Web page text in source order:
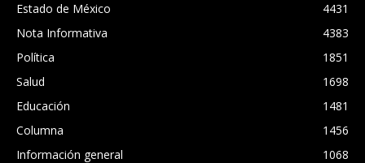
Estado de México
4431
Nota Informativa
4383
Política
1851
Salud
1698
Educación
1481
Columna
1456
Información general
1068